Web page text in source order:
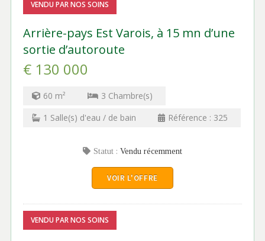
VENDU PAR NOS SOINS
Arrière-pays Est Varois, à 15 mn d’une
sortie d’autoroute
€ 130 000
60 m² 3 Chambre(s)
1 Salle(s) d'eau / de bain Référence : 325
Statut : Vendu récemment
VOIR L'OFFRE
VENDU PAR NOS SOINS